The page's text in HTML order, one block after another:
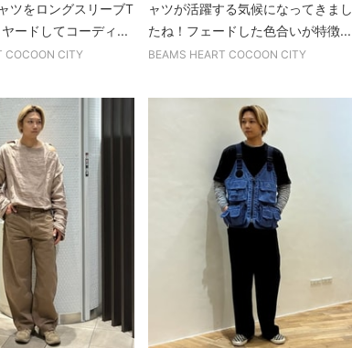
ツをロングスリーブT
ードしてコーディ...
COCOON CITY
ャツが活躍する気候になってきまし
たね！フェードした色合いが特徴...
BEAMS HEART COCOON CITY